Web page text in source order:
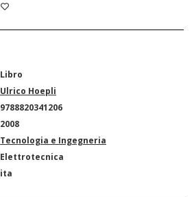
Libro
Ulrico Hoepli
9788820341206
2008
Tecnologia e Ingegneria
Elettrotecnica
ita